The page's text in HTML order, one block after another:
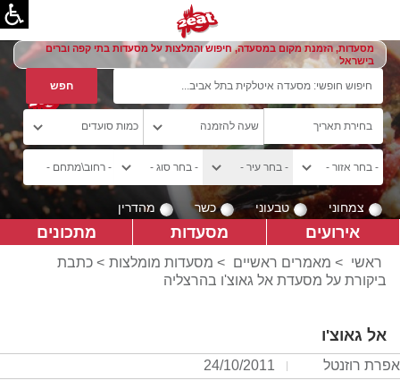
מסעדות, הזמנת מקום במסעדה, חיפוש והמלצות על מסעדות בתי קפה וברים
בישראל
צמחוני טבעוני כשר מהדרין
אירועים מסעדות מתכונים
ראשי > מאמרים ראשיים > מסעדות מומלצות > כתבת
ביקורת על מסעדת אל גאוצ'ו בהרצליה
אל גאוצ'ו
אפרת רוזנטל 24/10/2011